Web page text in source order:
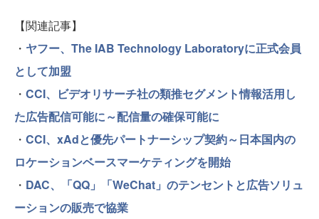
【関連記事】
・ ヤフー、The IAB Technology Laboratoryに正式会員
として加盟
・ CCI、ビデオリサーチ社の類推セグメント情報活用し
た広告配信可能に～配信量の確保可能に
・ CCI、xAdと優先パートナーシップ契約～日本国内の
ロケーションベースマーケティングを開始
・ DAC、「QQ」「WeChat」のテンセントと広告ソリュ
ーションの販売で協業